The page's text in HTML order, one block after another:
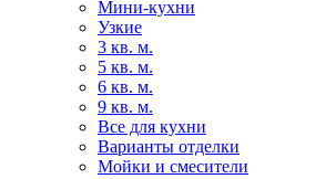
Мини-кухни
Узкие
3 кв. м.
5 кв. м.
6 кв. м.
9 кв. м.
Все для кухни
Варианты отделки
Мойки и смесители